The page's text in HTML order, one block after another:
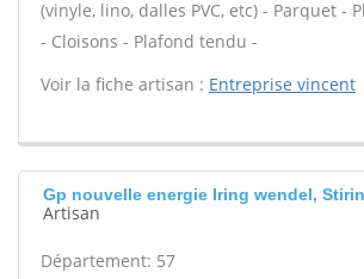
(vinyle, lino, dalles PVC, etc) - Parquet -
- Cloisons - Plafond tendu -
Voir la fiche artisan : Entreprise vincent
Gp nouvelle energie Iring wendel,
Artisan
Département: 57